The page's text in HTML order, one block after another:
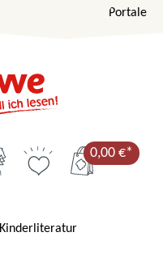
Portale
0,00 €*
Kinderliteratur